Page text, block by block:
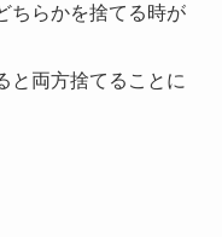
ちらかを捨てる時が
と両方捨てることに